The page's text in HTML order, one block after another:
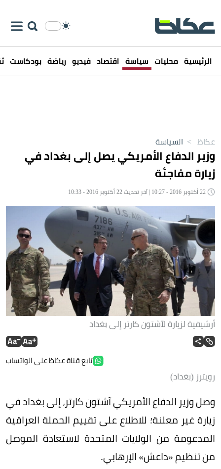
الرئيسية محليات سياسة اقتصاد فيديو رياضة بودكاست
عكاظ > السياسة
وزير الدفاع الأمريكي يصل إلى بغداد في
زيارة مفاجئة
أرشيفية لزيارة لآشتون كارتر إلى بغداد
تابع قناة عكاظ على الواتساب
رويترز (بغداد)
وصل وزير الدفاع الأمريكي آشتون كارتر، إلى بغداد في
زيارة غير معلنة؛ للاطلاع على تقييم الحملة العراقية
المدعومة من الولايات المتحدة لاستعادة الموصل
من تنظيم «داعش» الإرهابي.